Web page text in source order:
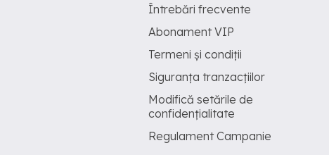
Întrebări frecvente
Abonament VIP
Termeni și condiții
Siguranța tranzacțiilor
Modifică setările de
confidențialitate
Regulament Campanie